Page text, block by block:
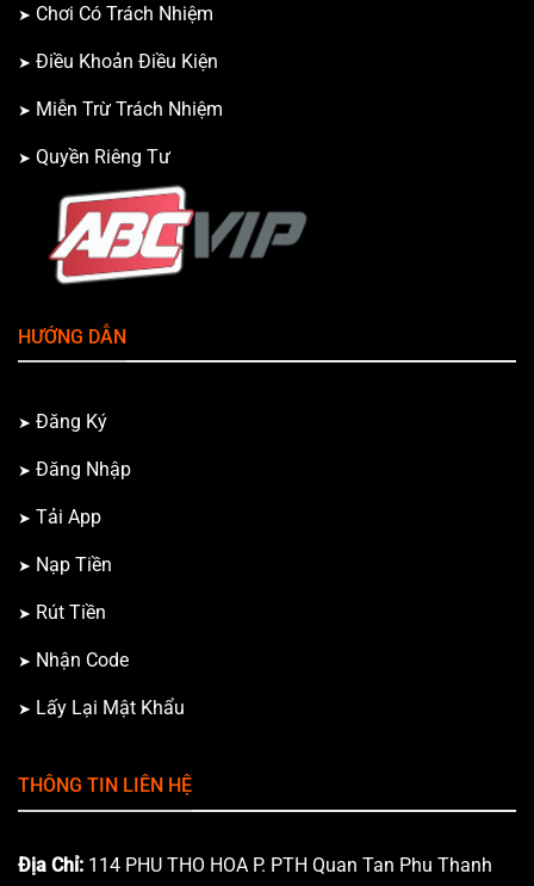
Chơi Có Trách Nhiệm
Điều Khoản Điều Kiện
Miễn Trừ Trách Nhiệm
Quyền Riêng Tư
HƯỚNG DẪN
Đăng Ký
Đăng Nhập
Tải App
Nạp Tiền
Rút Tiền
Nhận Code
Lấy Lại Mật Khẩu
THÔNG TIN LIÊN HỆ
Địa Chỉ: 114 PHU THO HOA P. PTH Quan Tan Phu Thanh